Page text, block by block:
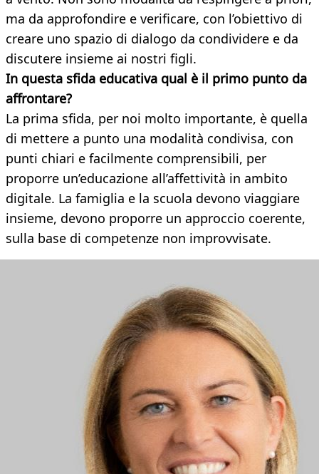
ma da approfondire e verificare, con l’obiettivo di
creare uno spazio di dialogo da condividere e da
discutere insieme ai nostri figli.
In questa sfida educativa qual è il primo punto da
affrontare?
La prima sfida, per noi molto importante, è quella
di mettere a punto una modalità condivisa, con
punti chiari e facilmente comprensibili, per
proporre un’educazione all’affettività in ambito
digitale. La famiglia e la scuola devono viaggiare
insieme, devono proporre un approccio coerente,
sulla base di competenze non improvvisate.